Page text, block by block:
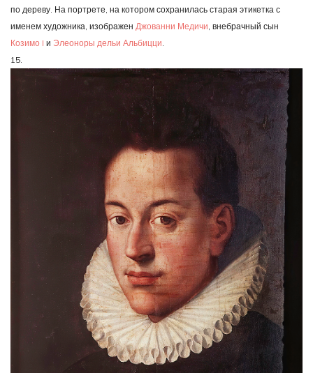
по дереву. На портрете, на котором сохранилась старая этикетка с
именем художника, изображен Джованни Медичи, внебрачный сын
Козимо I и Элеоноры дельи Альбицци.
15.